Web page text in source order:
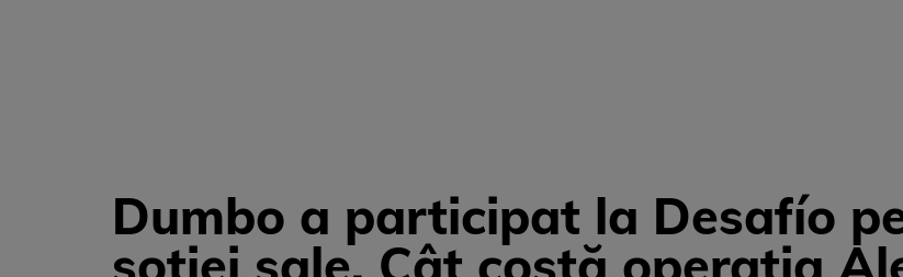
Dumbo a participat la Desafío